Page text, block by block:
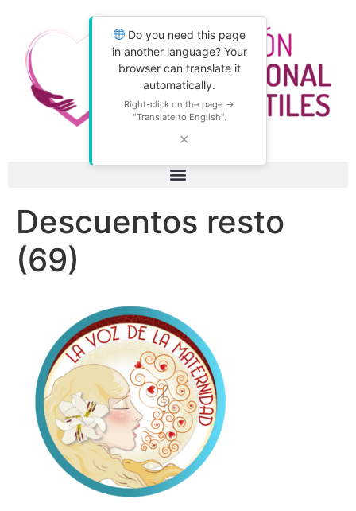
Do you need this page
in another language? Your
browser can translate it
automatically.
Right-click on the page →
"Translate to English".
✕
Descuentos resto
(69)